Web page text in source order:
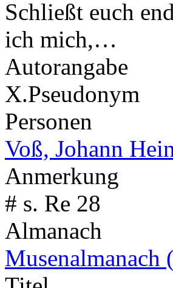
Schließt euch
ich mich,…
Autorangabe
X.Pseudonym
Personen
Voß, Johann
Anmerkung
# s. Re 28
Almanach